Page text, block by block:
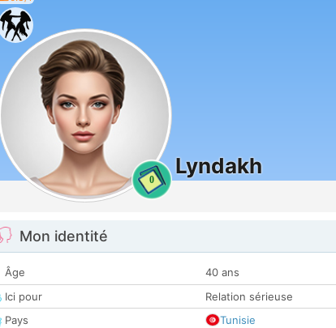
0
Lyndakh
Mon identité
Âge
40 ans
Ici pour
Relation sérieuse
Pays
Tunisie